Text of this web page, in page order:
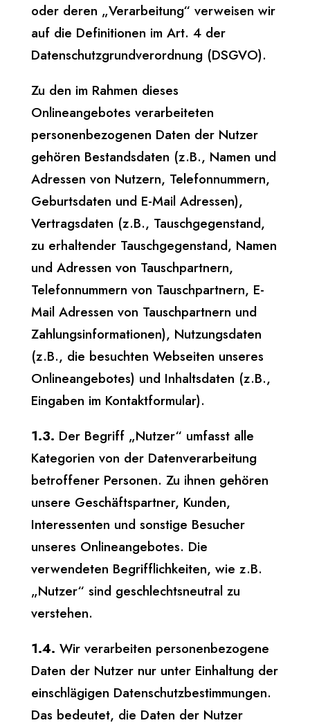
oder deren „Verarbeitung“ verweisen wir
auf die Definitionen im Art. 4 der
Datenschutzgrundverordnung (DSGVO).
Zu den im Rahmen dieses
Onlineangebotes verarbeiteten
personenbezogenen Daten der Nutzer
gehören Bestandsdaten (z.B., Namen und
Adressen von Nutzern, Telefonnummern,
Geburtsdaten und E-Mail Adressen),
Vertragsdaten (z.B., Tauschgegenstand,
zu erhaltender Tauschgegenstand, Namen
und Adressen von Tauschpartnern,
Telefonnummern von Tauschpartnern, E-
Mail Adressen von Tauschpartnern und
Zahlungsinformationen), Nutzungsdaten
(z.B., die besuchten Webseiten unseres
Onlineangebotes) und Inhaltsdaten (z.B.,
Eingaben im Kontaktformular).
1.3. Der Begriff „Nutzer“ umfasst alle
Kategorien von der Datenverarbeitung
betroffener Personen. Zu ihnen gehören
unsere Geschäftspartner, Kunden,
Interessenten und sonstige Besucher
unseres Onlineangebotes. Die
verwendeten Begrifflichkeiten, wie z.B.
„Nutzer“ sind geschlechtsneutral zu
verstehen.
1.4. Wir verarbeiten personenbezogene
Daten der Nutzer nur unter Einhaltung der
einschlägigen Datenschutzbestimmungen.
Das bedeutet, die Daten der Nutzer